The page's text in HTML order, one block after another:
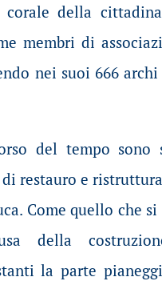
corale della
membri di
nei suoi 666
del tempo sono
restauro e
Come quello che
della
la parte